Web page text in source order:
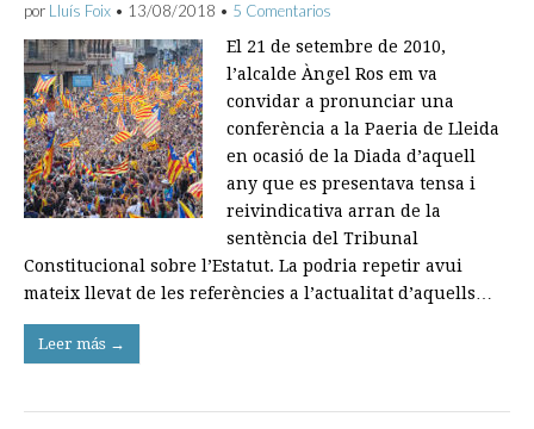
por Lluís Foix • 13/08/2018 • 5 Comentarios
El 21 de setembre de 2010,
l’alcalde Àngel Ros em va
convidar a pronunciar una
conferència a la Paeria de Lleida
en ocasió de la Diada d’aquell
any que es presentava tensa i
reivindicativa arran de la
sentència del Tribunal
Constitucional sobre l’Estatut. La podria repetir avui
mateix llevat de les referències a l’actualitat d’aquells…
Leer más →